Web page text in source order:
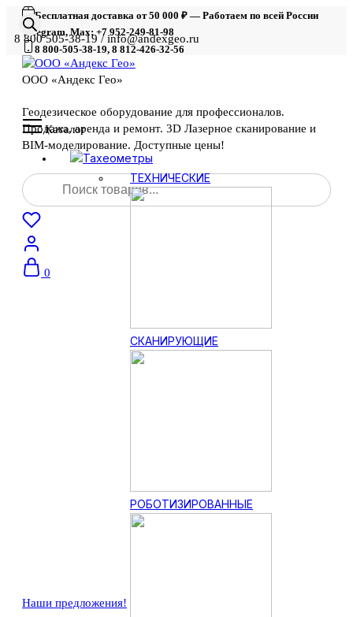
Бесплатная доставка от 50 000 ₽ — Работаем по всей России
Telegram, Max: +7 952-249-81-98
8 800-505-38-19, 8 812-426-32-56
8 800 505-38-19 / info@andexgeo.ru
ООО «Андекс Гео»
Геодезическое оборудование для профессионалов.
Продажа, аренда и ремонт. 3D Лазерное сканирование и
BIM-моделирование. Доступные цены!
Поиск
товаров
0
Наши предложения!
Каталог
Тахеометры
ТЕХНИЧЕСКИЕ
СКАНИРУЮЩИЕ
РОБОТИЗИРОВАННЫЕ